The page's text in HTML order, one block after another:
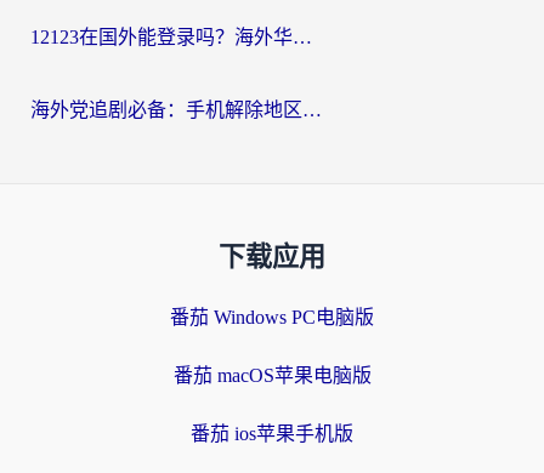
12123在国外能登录吗？海外华人必看的回国加速实用指南
海外党追剧必备：手机解除地区限制app怎么选？解决央视视频&国内剧地区限制全指南
下载应用
番茄 Windows PC电脑版
番茄 macOS苹果电脑版
番茄 ios苹果手机版